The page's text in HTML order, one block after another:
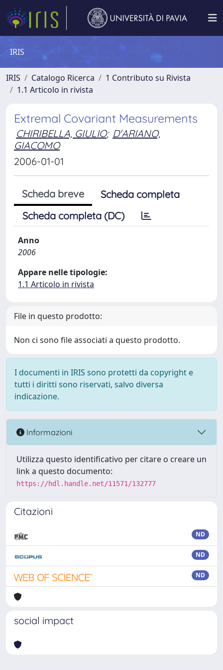
IRIS
IRIS Catalogo Ricerca
1 Contributo su Rivista
1.1 Articolo in rivista
Extremal Covariant Measurements
CHIRIBELLA, GIULIO; D'ARIANO,
GIACOMO
2006-01-01
Scheda breve
Scheda completa
Scheda completa (DC)
Anno
2006
Appare nelle tipologie:
1.1 Articolo in rivista
File in questo prodotto:
Non ci sono file associati a questo prodotto.
I documenti in IRIS sono protetti da copyright e
tutti i diritti sono riservati, salvo diversa
indicazione.
Informazioni
Utilizza questo identificativo per citare o creare un
link a questo documento:
https://hdl.handle.net/11571/132777
Citazioni
ND
ND
ND
social impact